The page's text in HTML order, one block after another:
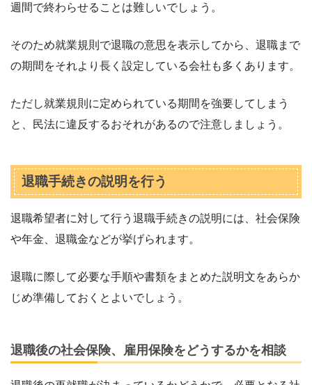
週間で終わらせることは難しいでしょう。
そのため就業規則で退職の意思を表示してから、退職まで
の期間をそれより長く設定している会社も多くあります。
ただし就業規則に定められている期間を強要してしまう
と、民法に違反するおそれがあるので注意しましょう。
退職手続きの説明を行う
退職希望者に対して行う退職手続きの説明には、社会保険
や年金、退職金などが挙げられます。
退職に際して必要な手順や書類をまとめた説明文をあらか
じめ準備しておくとよいでしょう。
退職後の社会保険、雇用保険をどうするかを相談